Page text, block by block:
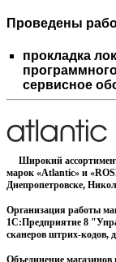
Проведены
прокладка
сервисное
Широкий
марок «Atlantic» и
Днепропетровске,
Организация работы
1С:Предприятие 8
сканеров штрих-кодов,
Объединение